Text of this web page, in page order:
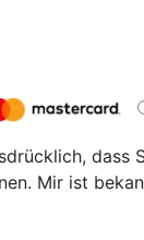
Mir ist